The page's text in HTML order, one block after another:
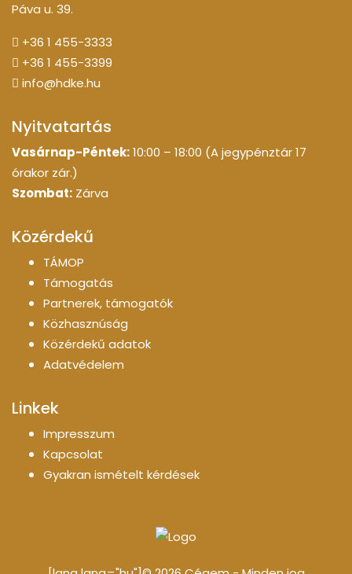
Páva u. 39.
+36 1 455-3333
+36 1 455-3399
info@hdke.hu
Nyitvatartás
Vasárnap-Péntek:10:00 – 18:00 (A jegypénztár 17
órakor zár.)
Szombat: Zárva
Közérdekű
TÁMOP
Támogatás
Partnerek, támogatók
Közhasznúság
Közérdekű adatok
Adatvédelem
Linkek
Impresszum
Kapcsolat
Gyakran ismételt kérdések